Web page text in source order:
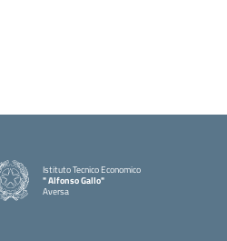
Istituto Tecnico Economico
" Alfonso Gallo"
Aversa